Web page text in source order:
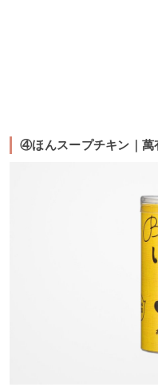
④ほんスープチキン｜萬